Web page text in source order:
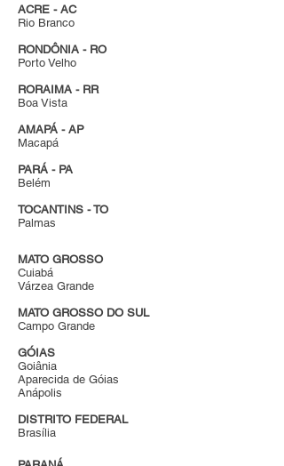
ACRE - AC
Rio Branco
RONDÔNIA - RO
Porto Velho
RORAIMA - RR
Boa Vista
AMAPÁ - AP
Macapá
PARÁ - PA
Belém
TOCANTINS - TO
Palmas
MATO GROSSO
Cuiabá
Várzea Grande
MATO GROSSO DO SUL
Campo Grande
GÓIAS
Goiânia
Aparecida de Góias
Anápolis
DISTRITO FEDERAL
Brasília